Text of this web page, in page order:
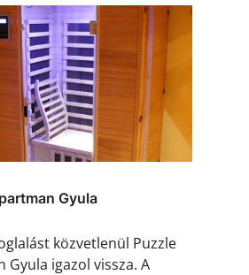
Gyula
közvetlenül Puzzle
Gyula igazol vissza. A